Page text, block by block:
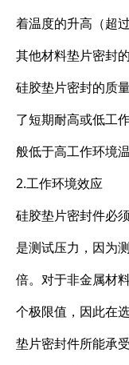
着温度的升高（超
其他材料垫片密封
硅胶垫片密封的质
了短期耐高或低工
般低于高工作环境
2.工作环境效应
硅胶垫片密封件必
是测试压力，因为
倍。对于非金属材
个极限值，因此在
垫片密封件所能承